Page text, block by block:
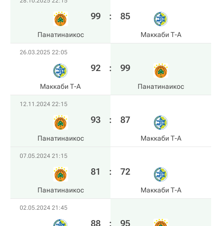
Панатинаикос
99 : 85
Маккаби Т-А
26.03.2025 22:05
Маккаби Т-А
92 : 99
Панатинаикос
12.11.2024 22:15
Панатинаикос
93 : 87
Маккаби Т-А
07.05.2024 21:15
Панатинаикос
81 : 72
Маккаби Т-А
02.05.2024 21:45
88 : 95